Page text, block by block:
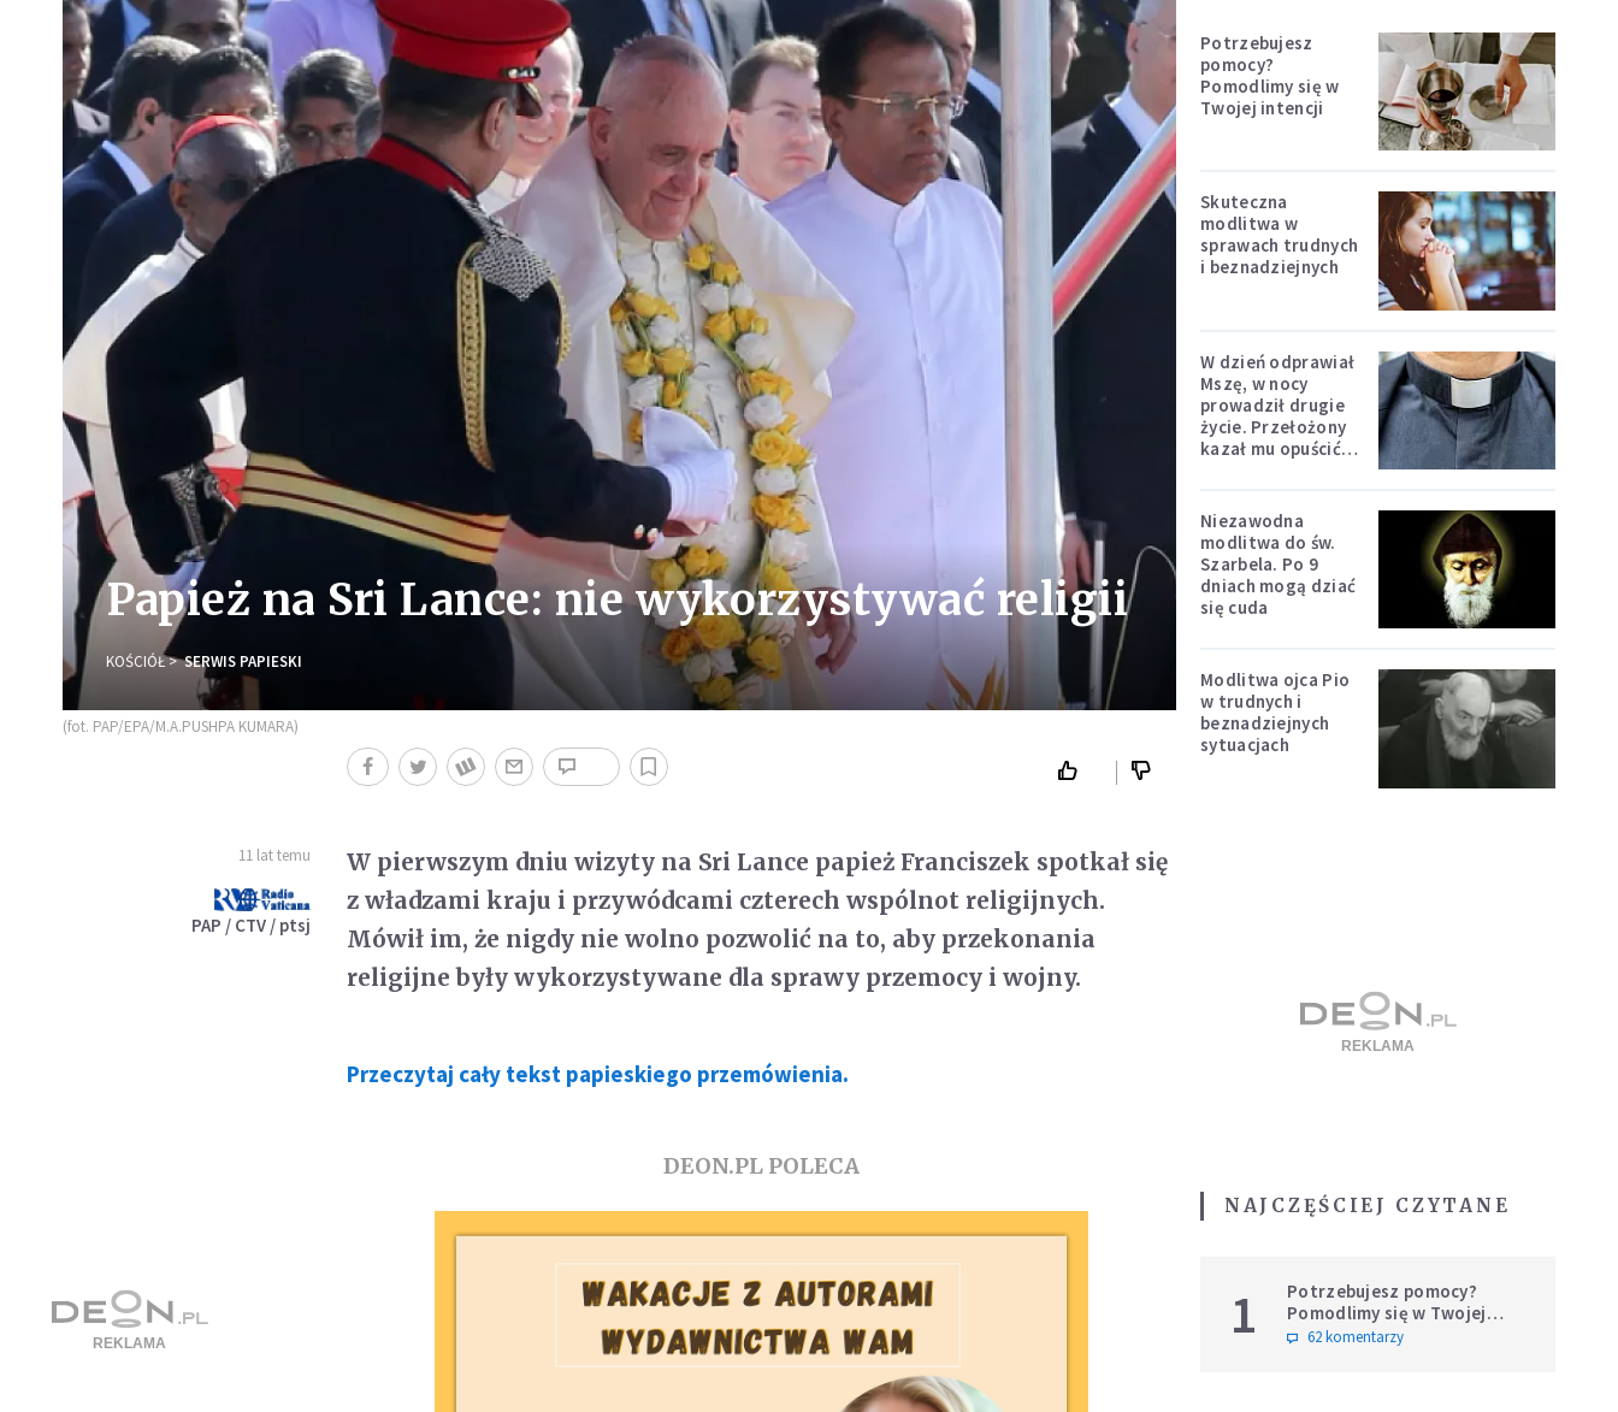
Papież na Sri Lance: nie wykorzystywać religii
KOŚCIÓŁ SERWIS PAPIESKI
(fot. PAP/EPA/M.A.PUSHPA KUMARA)
11 lat temu
PAP / CTV / ptsj
W pierwszym dniu wizyty na Sri Lance papież Franciszek spotkał się
z władzami kraju i przywódcami czterech wspólnot religijnych.
Mówił im, że nigdy nie wolno pozwolić na to, aby przekonania
religijne były wykorzystywane dla sprawy przemocy i wojny.
Przeczytaj cały tekst papieskiego przemówienia.
DEON.PL POLECA
Potrzebujesz
pomocy?
Pomodlimy się w
Twojej intencji
Skuteczna
modlitwa w
sprawach trudnych
i beznadziejnych
W dzień odprawiał
Mszę, w nocy
prowadził drugie
życie. Przełożony
kazał mu opuścić
Niezawodna
modlitwa do św.
Szarbela. Po 9
dniach mogą dziać
się cuda
Modlitwa ojca Pio
w trudnych i
beznadziejnych
sytuacjach
NAJCZĘŚCIEJ CZYTANE
1
Potrzebujesz pomocy?
Pomodlimy się w Twojej
intencji
62 komentarzy